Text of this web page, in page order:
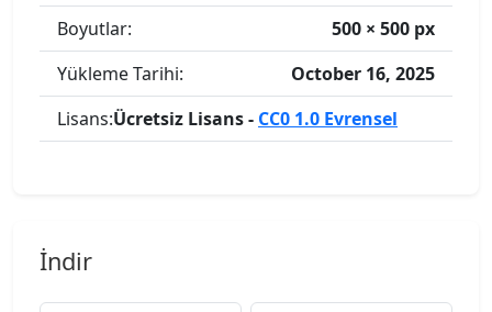
Boyutlar:
500 × 500 px
Yükleme Tarihi:
October 16, 2025
Lisans:Ücretsiz Lisans - CC0 1.0 Evrensel
İndir